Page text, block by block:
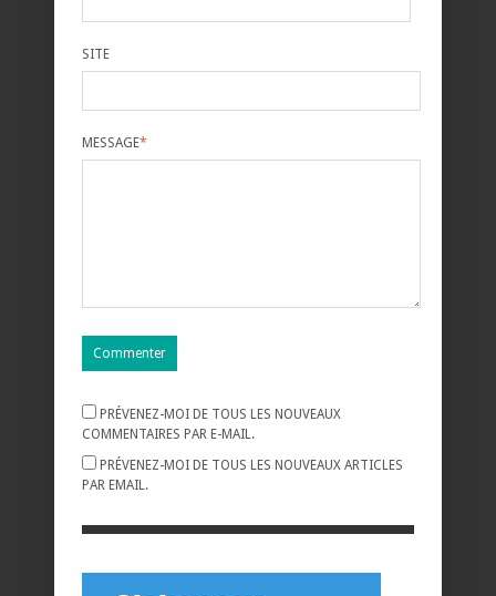
SITE
MESSAGE*
PRÉVENEZ-MOI DE TOUS LES NOUVEAUX
COMMENTAIRES PAR E-MAIL.
PRÉVENEZ-MOI DE TOUS LES NOUVEAUX ARTICLES
PAR EMAIL.